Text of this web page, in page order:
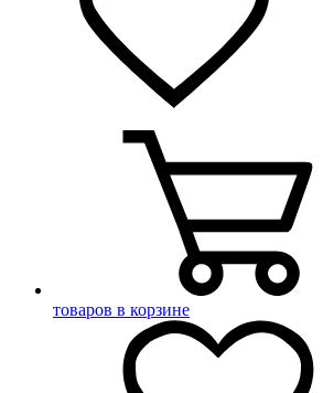
товаров в корзине